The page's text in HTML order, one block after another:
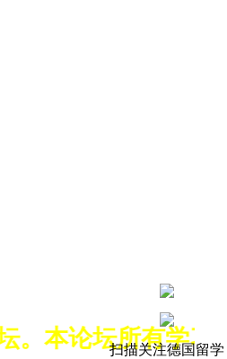
论坛所有学习资
扫描关注德国留学